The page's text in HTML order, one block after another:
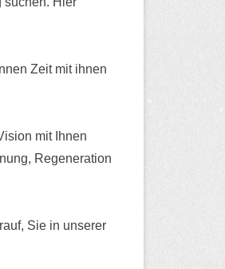
Zeit mit ihnen
mit Ihnen
Regeneration
Sie in unserer